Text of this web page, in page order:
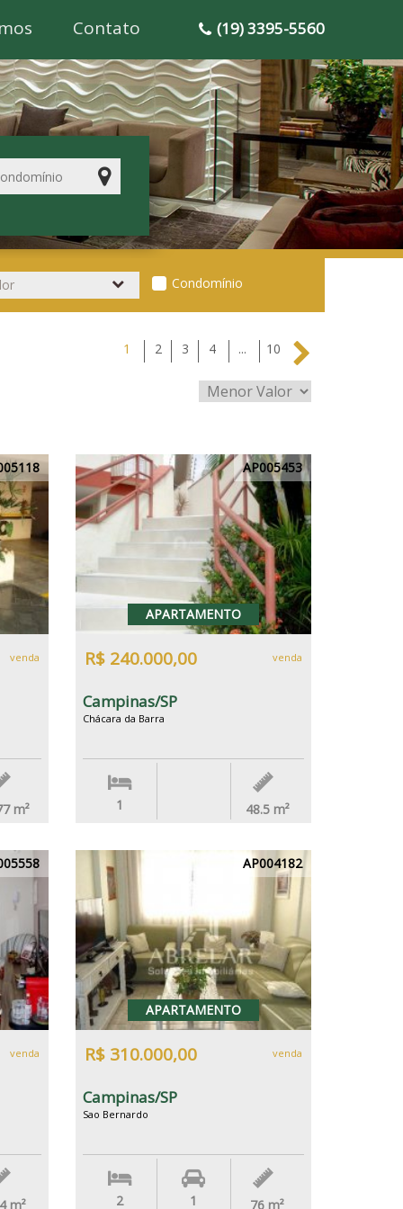
Contato (19) 3395-5560
Condomínio
1 2 3 4 ... 10
venda
m²
AP005453
APARTAMENTO
R$ 240.000,00 venda
Campinas/SP
Chácara da Barra
1 48.5 m²
venda
m²
AP004182
APARTAMENTO
R$ 310.000,00 venda
Campinas/SP
Sao Bernardo
2 1 76 m²